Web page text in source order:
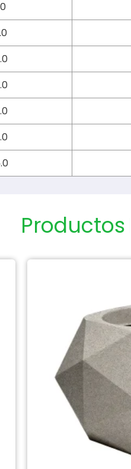
Productos